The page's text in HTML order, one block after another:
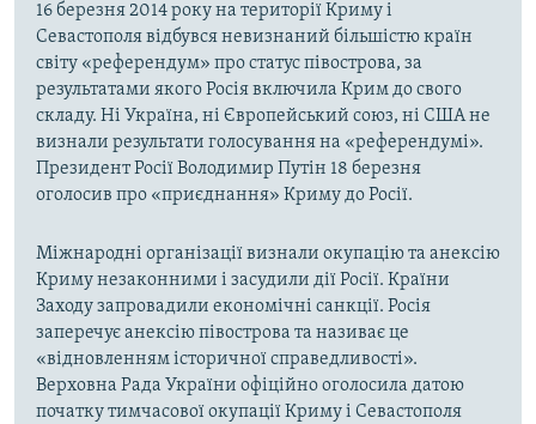
16 березня 2014 року на території Криму і
Севастополя відбувся невизнаний більшістю країн
світу «референдум» про статус півострова, за
результатами якого Росія включила Крим до свого
складу. Ні Україна, ні Європейський союз, ні США не
визнали результати голосування на «референдумі».
Президент Росії Володимир Путін 18 березня
оголосив про «приєднання» Криму до Росії.
Міжнародні організації визнали окупацію та анексію
Криму незаконними і засудили дії Росії. Країни
Заходу запровадили економічні санкції. Росія
заперечує анексію півострова та називає це
«відновленням історичної справедливості».
Верховна Рада України офіційно оголосила датою
початку тимчасової окупації Криму і Севастополя